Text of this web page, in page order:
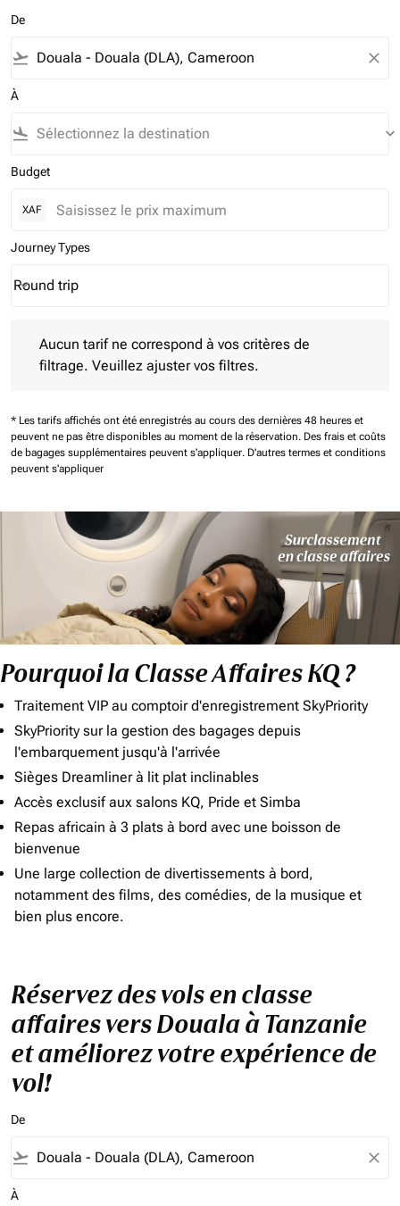
De
flight_takeoff close
À
flight_land keyboard_arrow_down
Budget
XAF
Journey Types
Journey Types option Round trip Selected
Round trip
keyboard_arrow_down
Aucun tarif ne correspond à vos critères de
filtrage. Veuillez ajuster vos filtres.
* Les tarifs affichés ont été enregistrés au cours des dernières 48 heures et
peuvent ne pas être disponibles au moment de la réservation. Des frais et coûts
de bagages supplémentaires peuvent s'appliquer. D'autres termes et conditions
peuvent s'appliquer
Pourquoi la Classe Affaires KQ ?
Traitement VIP au comptoir d'enregistrement SkyPriority
SkyPriority sur la gestion des bagages depuis
l'embarquement jusqu'à l'arrivée
Sièges Dreamliner à lit plat inclinables
Accès exclusif aux salons KQ, Pride et Simba
Repas africain à 3 plats à bord avec une boisson de
bienvenue
Une large collection de divertissements à bord,
notamment des films, des comédies, de la musique et
bien plus encore.
Réservez des vols en classe
affaires vers Douala à Tanzanie
et améliorez votre expérience de
vol!
De
flight_takeoff close
À